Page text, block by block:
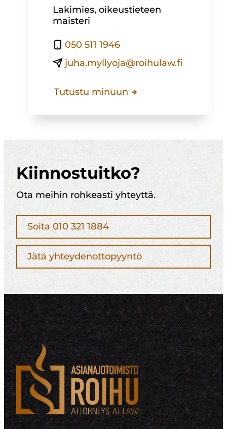
Lakimies, oikeustieteen
maisteri
050 511 1946
juha.myllyoja@roihulaw.fi
Tutustu minuun
Kiinnostuitko?
Ota meihin rohkeasti yhteyttä.
Soita 010 321 1884
Jätä yhteydenottopyyntö